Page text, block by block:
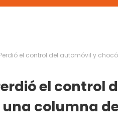
el control del automóvil y
el control
columna